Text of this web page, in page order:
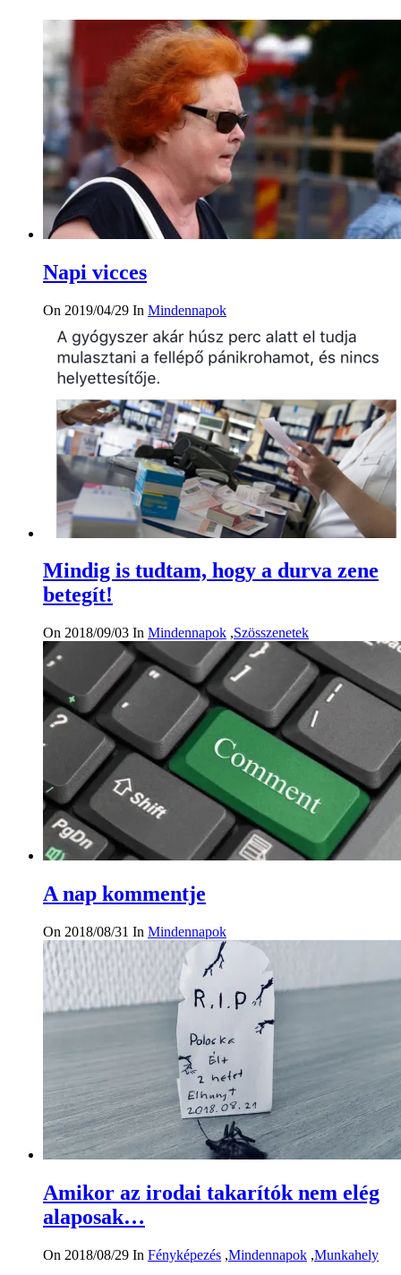
Napi vicces
On 2019/04/29 In Mindennapok
Mindig is tudtam, hogy a durva zene
betegít!
On 2018/09/03 In Mindennapok ,Szösszenetek
A nap kommentje
On 2018/08/31 In Mindennapok
Amikor az irodai takarítók nem elég
alaposak…
On 2018/08/29 In Fényképezés ,Mindennapok ,Munkahely